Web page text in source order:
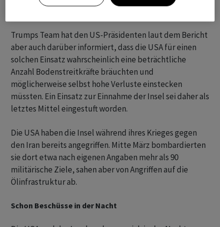
Trumps Team hat den US-Präsidenten laut dem Bericht
aber auch darüber informiert, dass die USA für einen
solchen Einsatz wahrscheinlich eine beträchtliche
Anzahl Bodenstreitkräfte bräuchten und
möglicherweise selbst hohe Verluste einstecken
müssten. Ein Einsatz zur Einnahme der Insel sei daher als
letztes Mittel eingestuft worden.
Die USA haben die Insel während ihres Krieges gegen
den Iran bereits angegriffen. Mitte März bombardierten
sie dort etwa nach eigenen Angaben mehr als 90
militärische Ziele, sahen aber von Angriffen auf die
Ölinfrastruktur ab.
Schon Beschüsse in der Nacht